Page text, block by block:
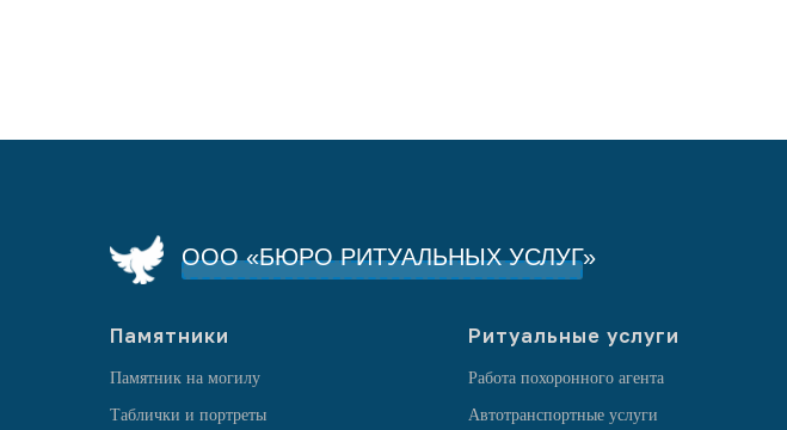
ООО «БЮРО РИТУАЛЬНЫХ УСЛУГ»
Памятники
Памятник на могилу
Таблички и портреты
Ритуальные услуги
Работа похоронного агента
Автотранспортные услуги